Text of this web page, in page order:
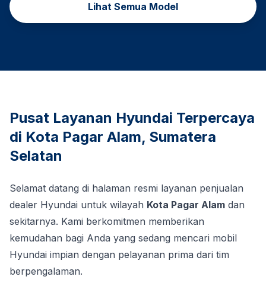
Lihat Semua Model
Pusat Layanan Hyundai Terpercaya
di Kota Pagar Alam, Sumatera
Selatan
Selamat datang di halaman resmi layanan penjualan
dealer Hyundai untuk wilayah Kota Pagar Alam dan
sekitarnya. Kami berkomitmen memberikan
kemudahan bagi Anda yang sedang mencari mobil
Hyundai impian dengan pelayanan prima dari tim
berpengalaman.